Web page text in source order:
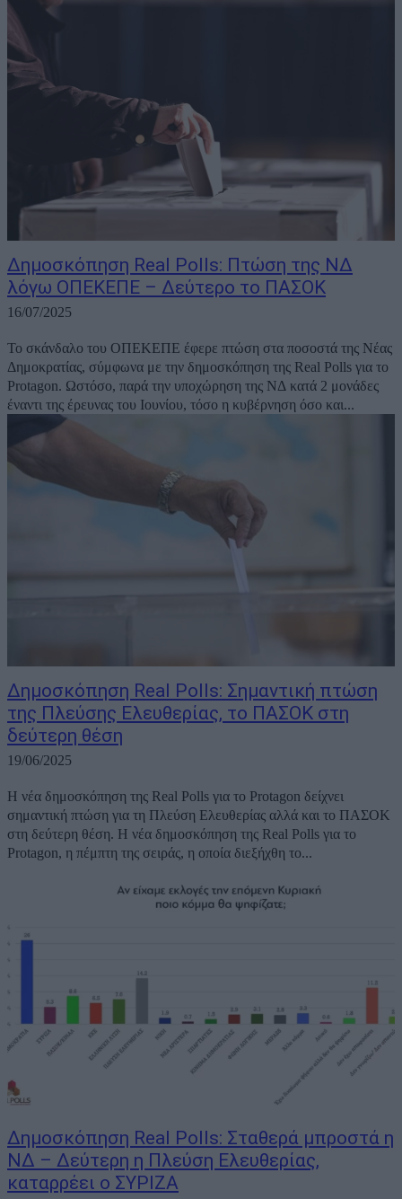
Δημοσκόπηση Real Polls: Πτώση της ΝΔ
λόγω ΟΠΕΚΕΠΕ – Δεύτερο το ΠΑΣΟΚ
16/07/2025
Το σκάνδαλο του ΟΠΕΚΕΠΕ έφερε πτώση στα ποσοστά της Νέας
Δημοκρατίας, σύμφωνα με την δημοσκόπηση της Real Polls για το
Protagon. Ωστόσο, παρά την υποχώρηση της ΝΔ κατά 2 μονάδες
έναντι της έρευνας του Ιουνίου, τόσο η κυβέρνηση όσο και...
Δημοσκόπηση Real Polls: Σημαντική πτώση
της Πλεύσης Ελευθερίας, το ΠΑΣΟΚ στη
δεύτερη θέση
19/06/2025
Η νέα δημοσκόπηση της Real Polls για το Protagon δείχνει
σημαντική πτώση για τη Πλεύση Ελευθερίας αλλά και το ΠΑΣΟΚ
στη δεύτερη θέση. Η νέα δημοσκόπηση της Real Polls για το
Protagon, η πέμπτη της σειράς, η οποία διεξήχθη το...
Δημοσκόπηση Real Polls: Σταθερά μπροστά η
ΝΔ – Δεύτερη η Πλεύση Ελευθερίας,
καταρρέει ο ΣΥΡΙΖΑ